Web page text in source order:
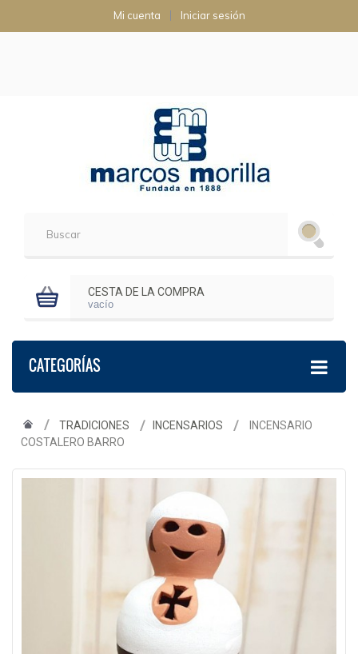
Mi cuenta Iniciar sesión
CESTA DE LA COMPRA
vacío
CATEGORÍAS
TRADICIONES INCENSARIOS
INCENSARIO
COSTALERO BARRO